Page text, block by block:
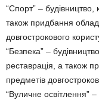
“Спорт” – будівництво,
також придбання
довгострокового
“Безпека” –
реставрація, а також
предметів
“Вуличне освітлення”